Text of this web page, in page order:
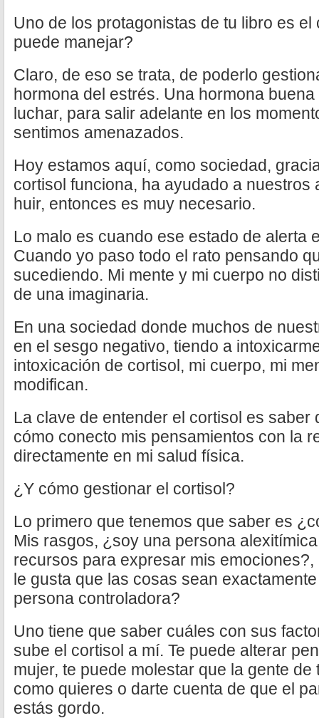
Uno de los protagonistas de tu libro es
puede manejar?
Claro, de eso se trata, de poderlo
hormona del estrés. Una hormona
luchar, para salir adelante en los
sentimos amenazados.
Hoy estamos aquí, como sociedad,
cortisol funciona, ha ayudado a nuestros
huir, entonces es muy necesario.
Lo malo es cuando ese estado de alerta
Cuando yo paso todo el rato pensando
sucediendo. Mi mente y mi cuerpo no
de una imaginaria.
En una sociedad donde muchos de
en el sesgo negativo, tiendo a
intoxicación de cortisol, mi cuerpo, mi
modifican.
La clave de entender el cortisol es saber
cómo conecto mis pensamientos con la
directamente en mi salud física.
¿Y cómo gestionar el cortisol?
Lo primero que tenemos que saber es
Mis rasgos, ¿soy una persona
recursos para expresar mis
le gusta que las cosas sean
persona controladora?
Uno tiene que saber cuáles con sus
sube el cortisol a mí. Te puede alterar
mujer, te puede molestar que la gente
como quieres o darte cuenta de que el
estás gordo.